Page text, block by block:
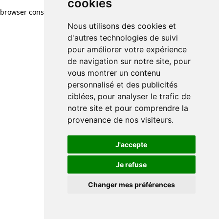
cookies
Nous utilisons des cookies et
d'autres technologies de suivi
pour améliorer votre expérience
de navigation sur notre site, pour
vous montrer un contenu
personnalisé et des publicités
ciblées, pour analyser le trafic de
notre site et pour comprendre la
provenance de nos visiteurs.
J'accepte
Je refuse
Changer mes préférences
browser console for more information)